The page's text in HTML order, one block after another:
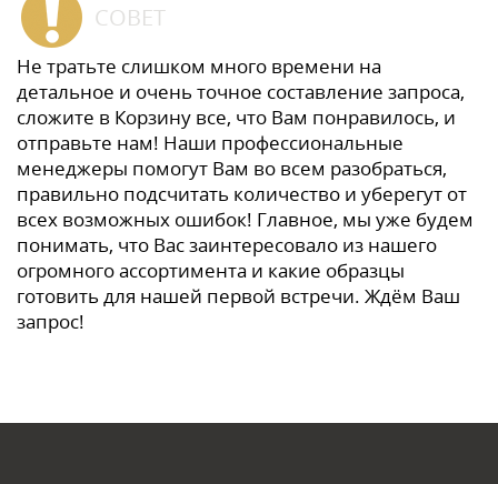
СОВЕТ
Не тратьте слишком много времени на
детальное и очень точное составление запроса,
сложите в Корзину все, что Вам понравилось, и
отправьте нам! Наши профессиональные
менеджеры помогут Вам во всем разобраться,
правильно подсчитать количество и уберегут от
всех возможных ошибок! Главное, мы уже будем
понимать, что Вас заинтересовало из нашего
огромного ассортимента и какие образцы
готовить для нашей первой встречи. Ждём Ваш
запрос!